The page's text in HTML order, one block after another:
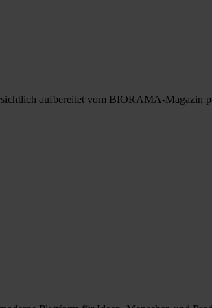
aufbereitet vom BIORAMA-Magazin